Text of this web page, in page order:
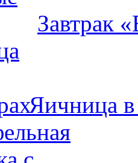
Завтрак
Яичница